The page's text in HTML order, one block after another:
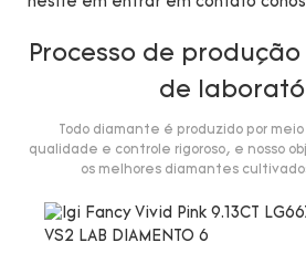
Processo de
de
Todo diamante é produzido por
qualidade e controle rigoroso, e nosso
os melhores diamantes